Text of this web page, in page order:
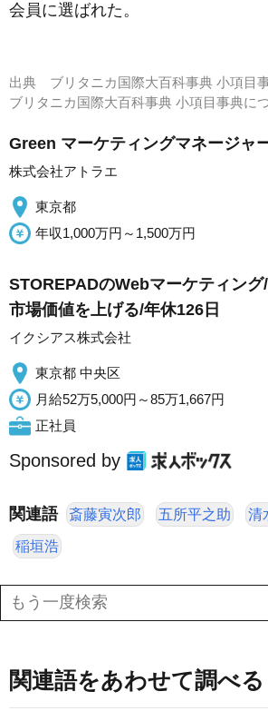
会員に選ばれた。
出典 ブリタニカ国際大百科事典 小項目
ブリタニカ国際大百科事典 小項目事典
Green マーケティングマネージャ
株式会社アトラエ
東京都
年収1,000万円～1,500万円
STOREPADのWebマーケティン
市場価値を上げる/年休126日
イクシアス株式会社
東京都 中央区
月給52万5,000円～85万1,667円
正社員
Sponsored by
関連語 斎藤寅次郎 五所平之助 清
稲垣浩
関連語をあわせて調べる